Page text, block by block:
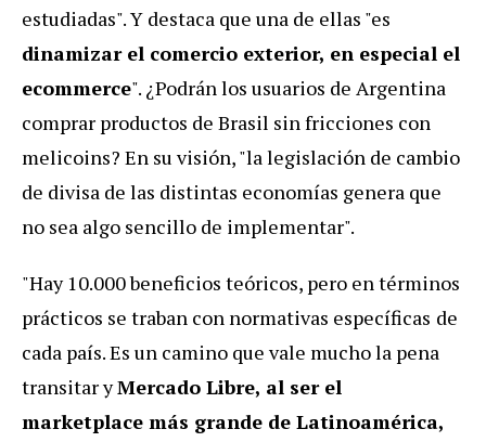
estudiadas". Y destaca que una de ellas "es
dinamizar el comercio exterior, en especial el
ecommerce". ¿Podrán los usuarios de Argentina
comprar productos de Brasil sin fricciones con
melicoins? En su visión, "la legislación de cambio
de divisa de las distintas economías genera que
no sea algo sencillo de implementar".
"Hay 10.000 beneficios teóricos, pero en términos
prácticos se traban con normativas específicas de
cada país. Es un camino que vale mucho la pena
transitar yMercado Libre, al ser el
marketplace más grande de Latinoamérica,